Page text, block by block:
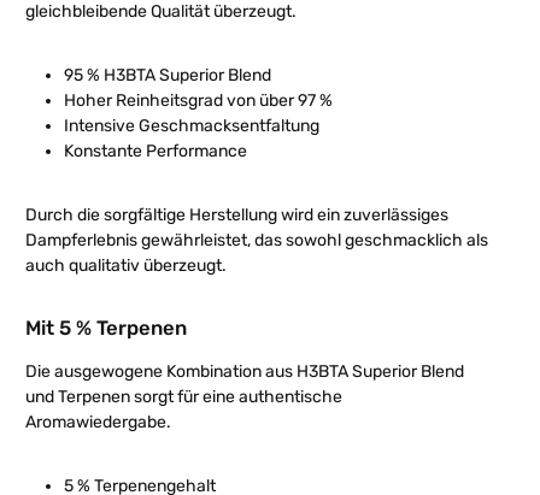
gleichbleibende Qualität überzeugt.
95 % H3BTA Superior Blend
Hoher Reinheitsgrad von über 97 %
Intensive Geschmacksentfaltung
Konstante Performance
Durch die sorgfältige Herstellung wird ein zuverlässiges
Dampferlebnis gewährleistet, das sowohl geschmacklich als
auch qualitativ überzeugt.
Mit 5 % Terpenen
Die ausgewogene Kombination aus H3BTA Superior Blend
und Terpenen sorgt für eine authentische
Aromawiedergabe.
5 % Terpenengehalt